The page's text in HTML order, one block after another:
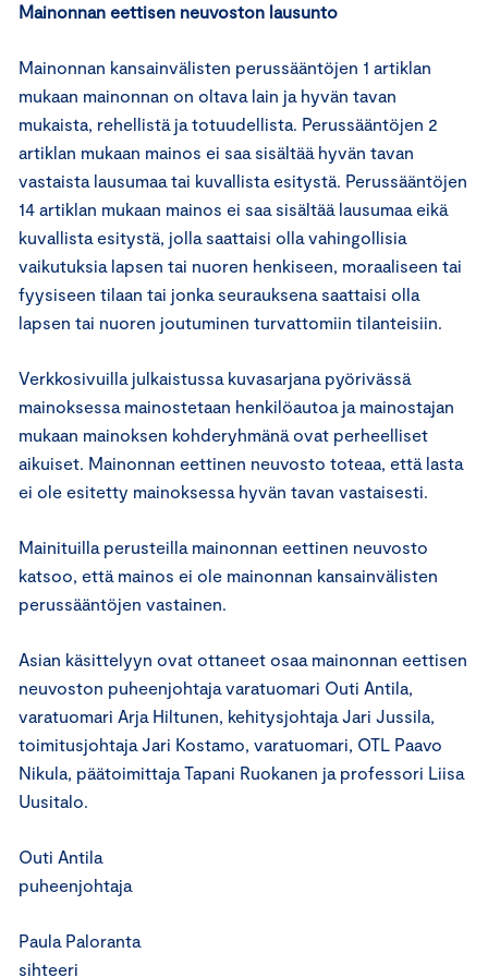
Mainonnan eettisen neuvoston lausunto
Mainonnan kansainvälisten perussääntöjen 1 artiklan
mukaan mainonnan on oltava lain ja hyvän tavan
mukaista, rehellistä ja totuudellista. Perussääntöjen 2
artiklan mukaan mainos ei saa sisältää hyvän tavan
vastaista lausumaa tai kuvallista esitystä. Perussääntöjen
14 artiklan mukaan mainos ei saa sisältää lausumaa eikä
kuvallista esitystä, jolla saattaisi olla vahingollisia
vaikutuksia lapsen tai nuoren henkiseen, moraaliseen tai
fyysiseen tilaan tai jonka seurauksena saattaisi olla
lapsen tai nuoren joutuminen turvattomiin tilanteisiin.
Verkkosivuilla julkaistussa kuvasarjana pyörivässä
mainoksessa mainostetaan henkilöautoa ja mainostajan
mukaan mainoksen kohderyhmänä ovat perheelliset
aikuiset. Mainonnan eettinen neuvosto toteaa, että lasta
ei ole esitetty mainoksessa hyvän tavan vastaisesti.
Mainituilla perusteilla mainonnan eettinen neuvosto
katsoo, että mainos ei ole mainonnan kansainvälisten
perussääntöjen vastainen.
Asian käsittelyyn ovat ottaneet osaa mainonnan eettisen
neuvoston puheenjohtaja varatuomari Outi Antila,
varatuomari Arja Hiltunen, kehitysjohtaja Jari Jussila,
toimitusjohtaja Jari Kostamo, varatuomari, OTL Paavo
Nikula, päätoimittaja Tapani Ruokanen ja professori Liisa
Uusitalo.
Outi Antila
puheenjohtaja
Paula Paloranta
sihteeri